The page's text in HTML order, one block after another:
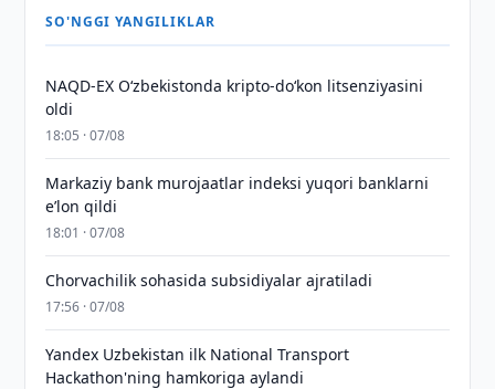
SO'NGGI YANGILIKLAR
NAQD-EX O‘zbekistonda kripto-do‘kon litsenziyasini
oldi
18:05 · 07/08
Markaziy bank murojaatlar indeksi yuqori banklarni
eʼlon qildi
18:01 · 07/08
Chorvachilik sohasida subsidiyalar ajratiladi
17:56 · 07/08
Yandex Uzbekistan ilk National Transport
Hackathon'ning hamkoriga aylandi